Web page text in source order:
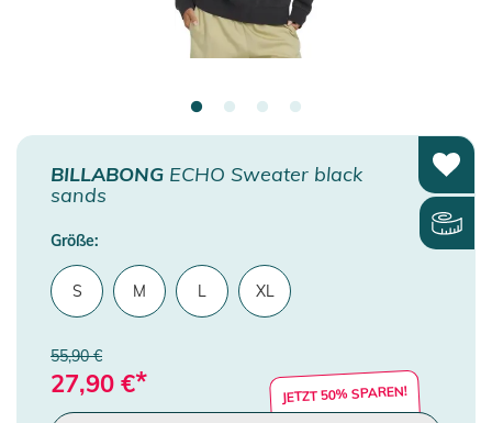
BILLABONG ECHO Sweater black
sands
Größe:
S M L XL
55,90 €
27,90 €* JETZT 50% SPAREN!